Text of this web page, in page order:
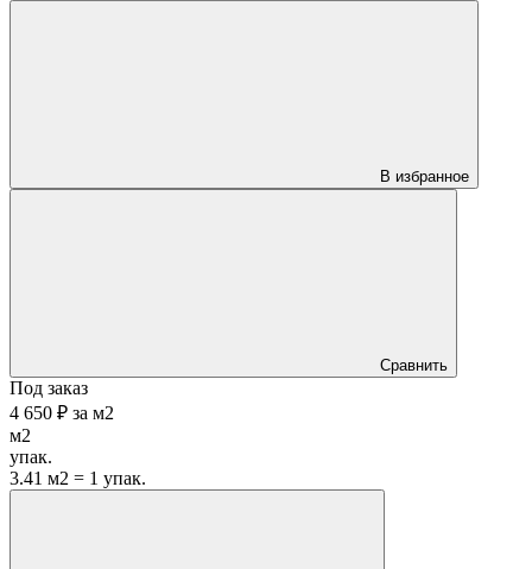
В избранное
Сравнить
Под заказ
4 650 ₽ за м2
м2
упак.
3.41 м2 = 1 упак.